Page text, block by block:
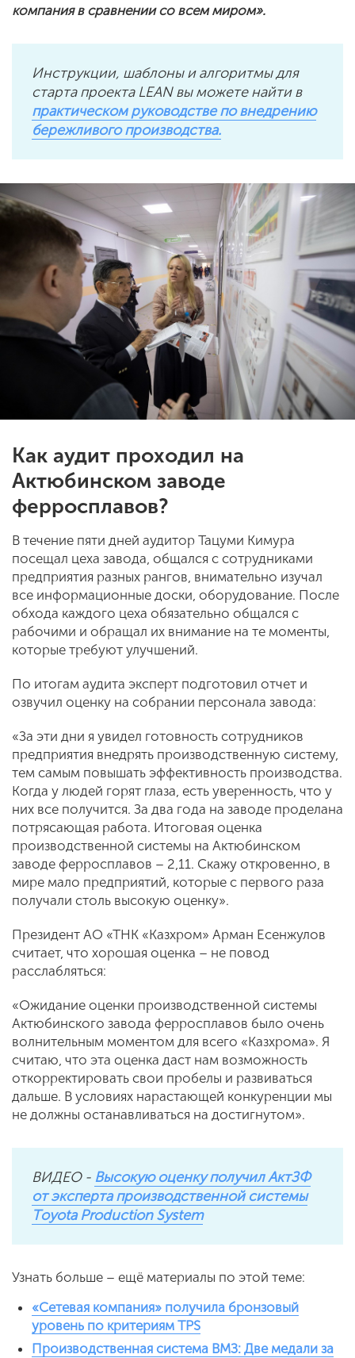
компания в сравнении со всем миром».
Инструкции, шаблоны и алгоритмы для
старта проекта LEAN вы можете найти в
практическом руководстве по внедрению
бережливого производства.
Как аудит проходил на
Актюбинском заводе
ферросплавов?
В течение пяти дней аудитор Тацуми Кимура
посещал цеха завода, общался с сотрудниками
предприятия разных рангов, внимательно изучал
все информационные доски, оборудование. После
обхода каждого цеха обязательно общался с
рабочими и обращал их внимание на те моменты,
которые требуют улучшений.
По итогам аудита эксперт подготовил отчет и
озвучил оценку на собрании персонала завода:
«За эти дни я увидел готовность сотрудников
предприятия внедрять производственную систему,
тем самым повышать эффективность производства.
Когда у людей горят глаза, есть уверенность, что у
них все получится. За два года на заводе проделана
потрясающая работа. Итоговая оценка
производственной системы на Актюбинском
заводе ферросплавов – 2,11. Скажу откровенно, в
мире мало предприятий, которые с первого раза
получали столь высокую оценку».
Президент АО «ТНК «Казхром» Арман Есенжулов
считает, что хорошая оценка – не повод
расслабляться:
«Ожидание оценки производственной системы
Актюбинского завода ферросплавов было очень
волнительным моментом для всего «Казхрома». Я
считаю, что эта оценка даст нам возможность
откорректировать свои пробелы и развиваться
дальше. В условиях нарастающей конкуренции мы
не должны останавливаться на достигнутом».
ВИДЕО - Высокую оценку получил АктЗФ
от эксперта производственной системы
Тoyota Production System
Узнать больше – ещё материалы по этой теме:
«Сетевая компания» получила бронзовый
уровень по критериям ТPS
Производственная система ВМЗ: Две медали за